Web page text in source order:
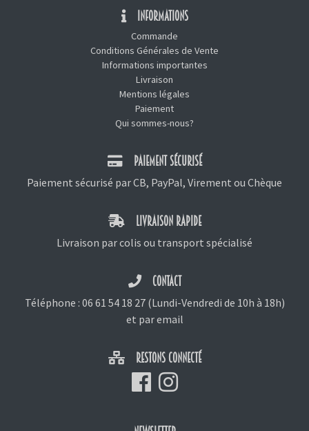
INFORMATIONS
Commande
Conditions Générales de Vente
Informations importantes
Livraison
Mentions légales
Paiement
Qui sommes-nous?
PAIEMENT SÉCURISÉ
Paiement sécurisé par CB, PayPal, Virement ou Chèque
LIVRAISON RAPIDE
Livraison par colis ou transport spécialisé
CONTACT
Téléphone : 06 61 54 18 27(Lundi-Vendredi de 10h à 18h)
et par email
RESTONS CONNECTÉ